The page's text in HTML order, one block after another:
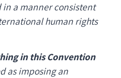
a manner consistent
human rights
in this Convention
as imposing an